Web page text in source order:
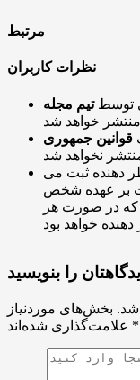
مرتبط
نظرات کاربران
توسطتیم مجله
قوانین جمهوری
دهنده ثبت می
بر عهده شخص
که در صورت هر
را بنویسید
شد. بخش‌های موردنیاز
*